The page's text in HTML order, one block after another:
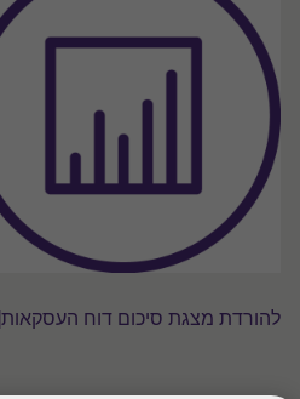
להורדת מצגת סיכום דוח העסקאות